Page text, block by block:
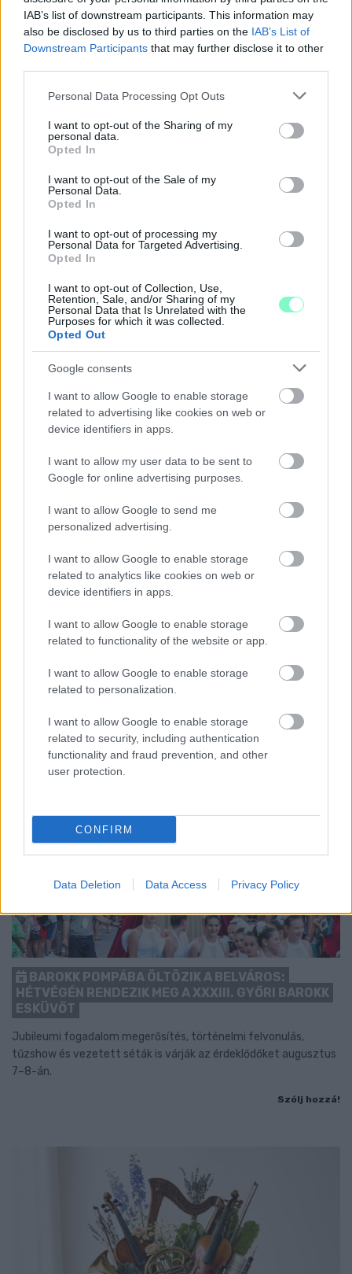
IAB’s list of downstream participants. This information may
also be disclosed by us to third parties on the IAB’s List of
Downstream Participants that may further disclose it to other
Please note that this website/app uses one or more Google
not limited to your visit or usage behaviour. You may click to
grant or deny consent to Google and its third-party tags to
use your data for below specified purposes in below Google
consent section.
Personal Data Processing Opt Outs
I want to opt-out of the Sharing of my
personal data.
Opted In
I want to opt-out of the Sale of my
Personal Data.
Opted In
I want to opt-out of processing my
Personal Data for Targeted Advertising.
Opted In
I want to opt-out of Collection, Use,
Retention, Sale, and/or Sharing of my
Personal Data that Is Unrelated with the
Purposes for which it was collected.
Opted Out
Google consents
I want to allow Google to enable storage
related to advertising like cookies on web or
device identifiers in apps.
I want to allow my user data to be sent to
Google for online advertising purposes.
I want to allow Google to send me
personalized advertising.
I want to allow Google to enable storage
related to analytics like cookies on web or
device identifiers in apps.
I want to allow Google to enable storage
related to functionality of the website or app.
I want to allow Google to enable storage
related to personalization.
I want to allow Google to enable storage
related to security, including authentication
functionality and fraud prevention, and other
user protection.
CONFIRM
Data Deletion Data Access Privacy Policy
KIVÁLÓ PROGRAM VÁR MINDENKIT EZEN A HÉTVÉGÉN
GYŐRBEN
Majka koncert, jóga szeánsz, “borhajózás” és egy csomó minden
ENERGIATAKARÉKOSSÁG: KORÁBBAN KEZDŐDIK
A GYŐRI AUDI ETO KC PÉNTEKI FELKÉSZÜLÉSI
MÉRKŐZÉSE
Az energiaellátás tehermentesítése érdekében másfél órával
előrébb hozták a Brest Bretagne Handball elleni találkozó
BAROKK POMPÁBA ÖLTÖZIK A BELVÁROS:
HÉTVÉGÉN RENDEZIK MEG A XXXIII. GYŐRI BAROKK
ESKÜVŐT
Jubileumi fogadalom megerősítés, történelmi felvonulás,
tűzshow és vezetett séták is várják az érdeklődőket augusztus
7–8-án.
Szólj hozzá!